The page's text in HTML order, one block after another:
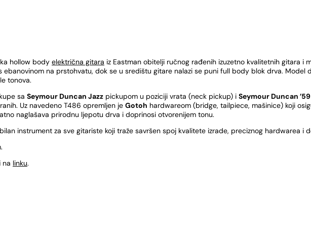
hollow body električna gitara iz Eastman obitelji ručnog rađenih izuzetno kvalitetnih gitara i
na prstohvatu, dok se u središtu gitare nalazi se puni full body blok drva. Model
tonova.
sa Seymour Duncan Jazz pickupom u poziciji vrata (neck pickup) i Seymour Duncan ’59
Uz navedeno T486 opremljen je Gotoh hardwareom (bridge, tailpiece, mašinice) koji
naglašava prirodnu ljepotu drva i doprinosi otvorenijem tonu.
instrument za sve gitariste koji traže savršen spoj kvalitete izrade, preciznog hardwarea i
na linku.